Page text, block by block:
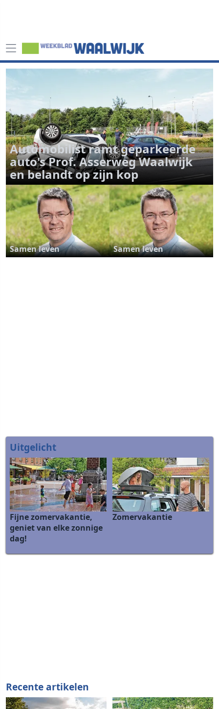
Automobilist ramt geparkeerde
auto's Prof. Asserweg Waalwijk
en belandt op zijn kop
Samen leven Samen leven
Uitgelicht
Fijne zomervakantie,
geniet van elke zonnige
dag!
Zomervakantie
Recente artikelen